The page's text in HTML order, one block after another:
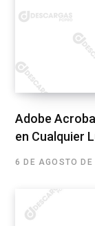
Adobe
en Cualquier
6 DE AGOSTO